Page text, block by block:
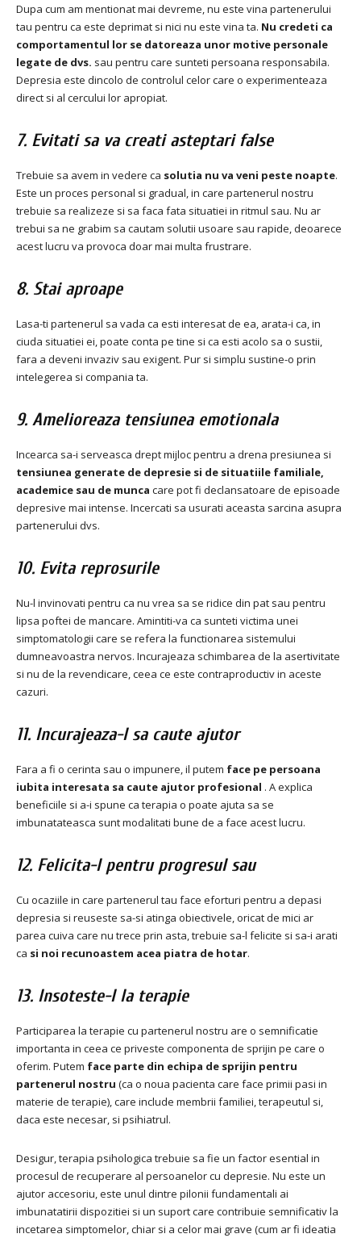
Dupa cum am mentionat mai devreme, nu este vina partenerului
tau pentru ca este deprimat si nici nu este vina ta. Nu credeti ca
comportamentul lor se datoreaza unor motive personale
legate de dvs. sau pentru care sunteti persoana responsabila.
Depresia este dincolo de controlul celor care o experimenteaza
direct si al cercului lor apropiat.
7. Evitati sa va creati asteptari false
Trebuie sa avem in vedere ca solutia nu va veni peste noapte.
Este un proces personal si gradual, in care partenerul nostru
trebuie sa realizeze si sa faca fata situatiei in ritmul sau. Nu ar
trebui sa ne grabim sa cautam solutii usoare sau rapide, deoarece
acest lucru va provoca doar mai multa frustrare.
8. Stai aproape
Lasa-ti partenerul sa vada ca esti interesat de ea, arata-i ca, in
ciuda situatiei ei, poate conta pe tine si ca esti acolo sa o sustii,
fara a deveni invaziv sau exigent. Pur si simplu sustine-o prin
intelegerea si compania ta.
9. Amelioreaza tensiunea emotionala
Incearca sa-i serveasca drept mijloc pentru a drena presiunea si
tensiunea generate de depresie si de situatiile familiale,
academice sau de munca care pot fi declansatoare de episoade
depresive mai intense. Incercati sa usurati aceasta sarcina asupra
partenerului dvs.
10. Evita reprosurile
Nu-l invinovati pentru ca nu vrea sa se ridice din pat sau pentru
lipsa poftei de mancare. Amintiti-va ca sunteti victima unei
simptomatologii care se refera la functionarea sistemului
dumneavoastra nervos. Incurajeaza schimbarea de la asertivitate
si nu de la revendicare, ceea ce este contraproductiv in aceste
cazuri.
11. Incurajeaza-l sa caute ajutor
Fara a fi o cerinta sau o impunere, il putem face pe persoana
iubita interesata sa caute ajutor profesional . A explica
beneficiile si a-i spune ca terapia o poate ajuta sa se
imbunatateasca sunt modalitati bune de a face acest lucru.
12. Felicita-l pentru progresul sau
Cu ocaziile in care partenerul tau face eforturi pentru a depasi
depresia si reuseste sa-si atinga obiectivele, oricat de mici ar
parea cuiva care nu trece prin asta, trebuie sa-l felicite si sa-i arati
ca si noi recunoastem acea piatra de hotar.
13. Insoteste-l la terapie
Participarea la terapie cu partenerul nostru are o semnificatie
importanta in ceea ce priveste componenta de sprijin pe care o
oferim. Putem face parte din echipa de sprijin pentru
partenerul nostru (ca o noua pacienta care face primii pasi in
materie de terapie), care include membrii familiei, terapeutul si,
daca este necesar, si psihiatrul.
Desigur, terapia psihologica trebuie sa fie un factor esential in
procesul de recuperare al persoanelor cu depresie. Nu este un
ajutor accesoriu, este unul dintre pilonii fundamentali ai
imbunatatirii dispozitiei si un suport care contribuie semnificativ la
incetarea simptomelor, chiar si a celor mai grave (cum ar fi ideatia